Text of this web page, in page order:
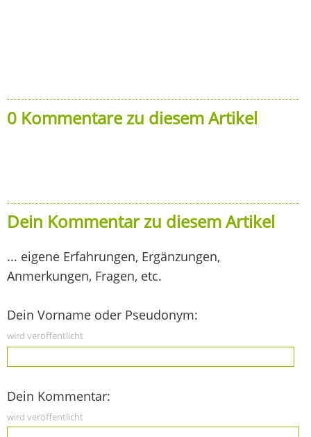
0 Kommentare zu diesem Artikel
Dein Kommentar zu diesem Artikel
... eigene Erfahrungen, Ergänzungen,
Anmerkungen, Fragen, etc.
Dein Vorname oder Pseudonym:
wird veröffentlicht
Dein Kommentar:
wird veröffentlicht